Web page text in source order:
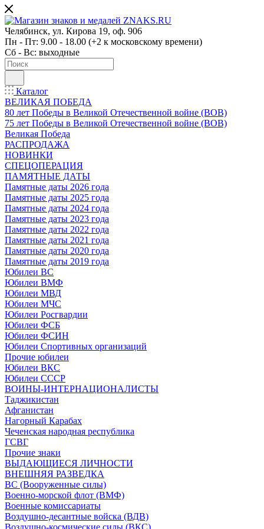
Челябинск, ул. Кирова 19, оф. 906
Пн - Пт: 9.00 - 18.00 (+2 к московскому времени)
Сб - Вс: выходные
Каталог
ВЕЛИКАЯ ПОБЕДА
80 лет Победы в Великой Отечественной войне (ВОВ)
75 лет Победы в Великой Отечественной войне (ВОВ)
Великая Победа
РАСПРОДАЖА
НОВИНКИ
СПЕЦОПЕРАЦИЯ
ПАМЯТНЫЕ ДАТЫ
Памятные даты 2026 года
Памятные даты 2025 года
Памятные даты 2024 года
Памятные даты 2023 года
Памятные даты 2022 года
Памятные даты 2021 года
Памятные даты 2020 года
Памятные даты 2019 года
Юбилеи ВС
Юбилеи ВМФ
Юбилеи МВД
Юбилеи МЧС
Юбилеи Росгвардии
Юбилеи ФСБ
Юбилеи ФСИН
Юбилеи Спортивных организаций
Прочие юбилеи
Юбилеи ВКС
Юбилеи СССР
ВОИНЫ-ИНТЕРНАЦИОНАЛИСТЫ
Таджикистан
Афганистан
Нагорный Карабах
Чеченская народная республика
ГСВГ
Прочие знаки
ВЫДАЮЩИЕСЯ ЛИЧНОСТИ
ВНЕШНЯЯ РАЗВЕДКА
ВС (Вооруженные силы)
Военно-морской флот (ВМФ)
Военные комиссариаты
Воздушно-десантные войска (ВДВ)
Воздушно-космические силы (ВКС)